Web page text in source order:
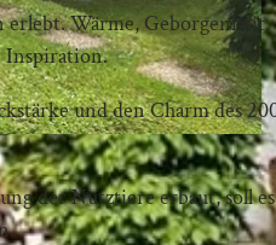
erlebt. Wärme,
Inspiration.
und den Charm des
der Nutztiere erbaut, soll es